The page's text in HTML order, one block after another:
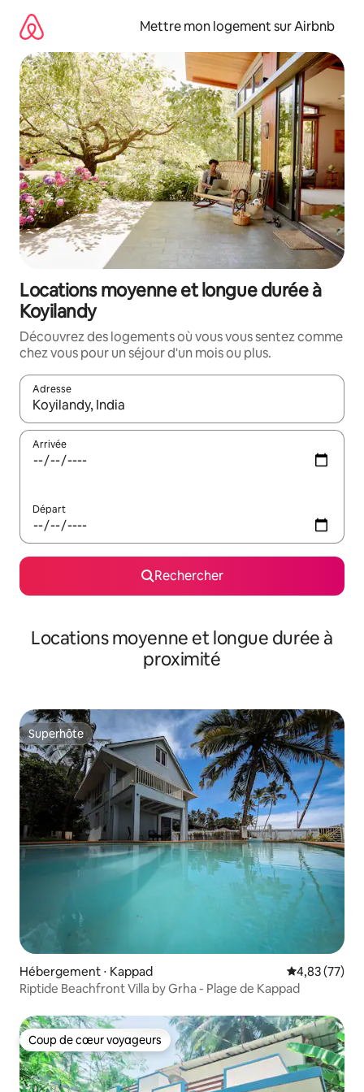
directement
contenu
Mettre mon logement sur Airbnb
Locations moyenne et longue durée à
Koyilandy
Découvrez des logements où vous vous sentez comme
chez vous pour un séjour d'un mois ou plus.
Adresse
Lorsque les résultats s'affichent, utilisez les flèches vers le
Arrivée
Départ
Rechercher
Locations moyenne et longue durée à
proximité
Superhôte
Superhôte
Hébergement ⋅ Kappad Évaluation
4,83 (77)
Riptide Beachfront Villa by Grha - Plage de Kappad
Coup de cœur voyageurs
Coup de cœur voyageurs